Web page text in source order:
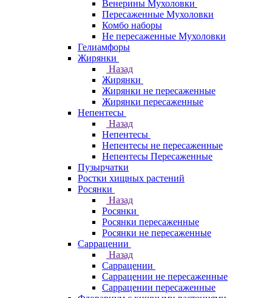
Венерины Мухоловки
Пересаженные Мухоловки
Комбо наборы
Не пересаженные Мухоловки
Гелиамфоры
Жирянки
Назад
Жирянки
Жирянки не пересаженные
Жирянки пересаженные
Непентесы
Назад
Непентесы
Непентесы не пересаженные
Непентесы Пересаженные
Пузырчатки
Ростки хищных растений
Росянки
Назад
Росянки
Росянки пересаженные
Росянки не пересаженные
Саррацении
Назад
Саррацении
Саррацении не пересаженные
Саррацении пересаженные